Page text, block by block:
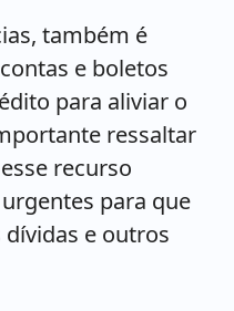
também é
e boletos
para aliviar o
ressaltar
recurso
para que
e outros